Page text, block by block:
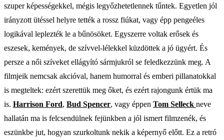
szuper képességekkel, mégis legyőzhetetlennek tűntek. Egyetlen jól
irányzott ütéssel helyre tették a rossz fiúkat, vagy épp pengeéles
logikával leplezték le a bűnösöket. Egyszerre voltak erősek és
eszesek, kemények, de szívvel-lélekkel küzdöttek a jó ügyért. És
persze a női szíveket ellágyító sármjukról se feledkezzünk meg. A
filmjeik nemcsak akcióval, hanem humorral és emberi pillanatokkal
is megteltek: ezért szerettük meg őket, és ezért rajongunk értük ma
is. Harrison Ford, Bud Spencer, vagy éppen Tom Selleck neve
hallatán ma is felcsendülnek fejünkben a jól ismert filmzenék, és
eszünkbe jut, hogyan szurkoltunk nekik a képernyő előtt. Ez a retró